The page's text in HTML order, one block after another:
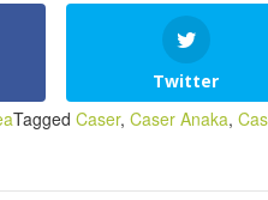
Twitter
Tagged Caser, Caser Anaka,